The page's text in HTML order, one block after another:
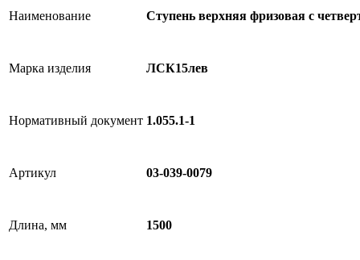
Наименование Ступень верхняя фризовая с
Марка изделия ЛСК15лев
Нормативный документ 1.055.1-1
Артикул 03-039-0079
Длина, мм 1500